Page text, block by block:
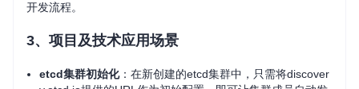
开发流程。
3、项目及技术应用场景
etcd集群初始化：在新创建的etcd集群中，只需将discover